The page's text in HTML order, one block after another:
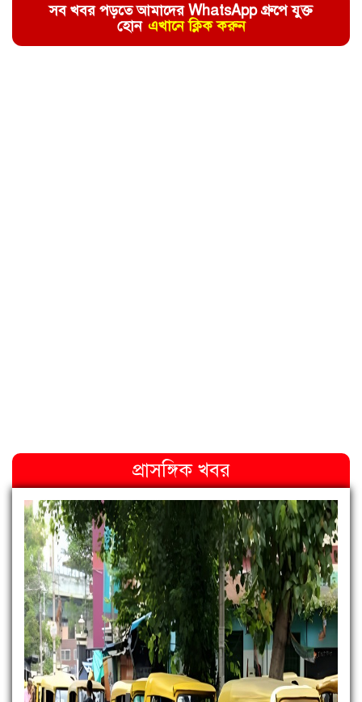
সব খবর পড়তে আমাদের WhatsApp গ্রুপে যুক্ত
হোন এখানে ক্লিক করুন
প্রাসঙ্গিক খবর